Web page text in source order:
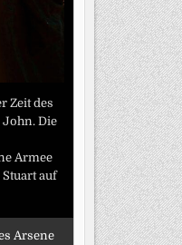
Zeit des
John. Die
Armee
auf
Arsene